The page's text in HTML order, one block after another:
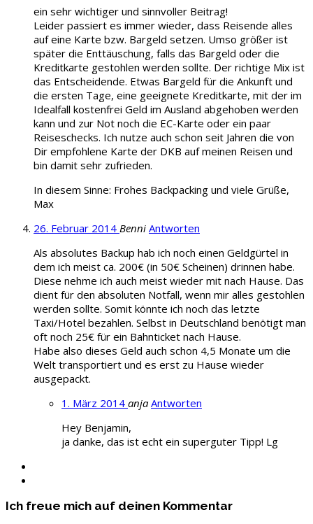
ein sehr wichtiger und sinnvoller Beitrag!
Leider passiert es immer wieder, dass Reisende alles
auf eine Karte bzw. Bargeld setzen. Umso größer ist
später die Enttäuschung, falls das Bargeld oder die
Kreditkarte gestohlen werden sollte. Der richtige Mix ist
das Entscheidende. Etwas Bargeld für die Ankunft und
die ersten Tage, eine geeignete Kreditkarte, mit der im
Idealfall kostenfrei Geld im Ausland abgehoben werden
kann und zur Not noch die EC-Karte oder ein paar
Reiseschecks. Ich nutze auch schon seit Jahren die von
Dir empfohlene Karte der DKB auf meinen Reisen und
bin damit sehr zufrieden.
In diesem Sinne: Frohes Backpacking und viele Grüße,
Max
26. Februar 2014 Benni Antworten
Als absolutes Backup hab ich noch einen Geldgürtel in
dem ich meist ca. 200€ (in 50€ Scheinen) drinnen habe.
Diese nehme ich auch meist wieder mit nach Hause. Das
dient für den absoluten Notfall, wenn mir alles gestohlen
werden sollte. Somit könnte ich noch das letzte
Taxi/Hotel bezahlen. Selbst in Deutschland benötigt man
oft noch 25€ für ein Bahnticket nach Hause.
Habe also dieses Geld auch schon 4,5 Monate um die
Welt transportiert und es erst zu Hause wieder
ausgepackt.
1. März 2014 anja Antworten
Hey Benjamin,
ja danke, das ist echt ein superguter Tipp! Lg
Ich freue mich auf deinen Kommentar